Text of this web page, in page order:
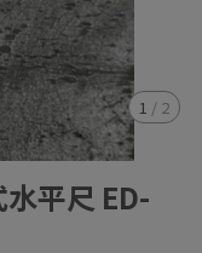
1 / 2
平尺 ED-